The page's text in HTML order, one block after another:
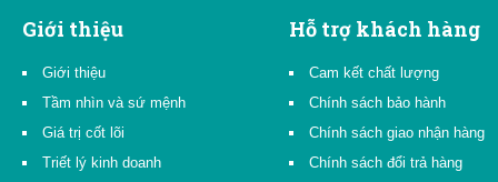
Giới thiệu
Giới thiệu
Tầm nhìn và sứ mệnh
Giá trị cốt lõi
Triết lý kinh doanh
Hỗ trợ khách hàng
Cam kết chất lượng
Chính sách bảo hành
Chính sách giao nhận hàng
Chính sách đổi trả hàng